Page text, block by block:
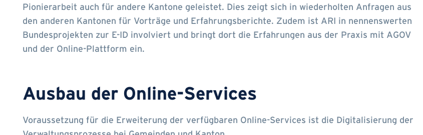
Pionierarbeit auch für andere Kantone geleistet. Dies zeigt sich in wiederholten Anfragen aus
den anderen Kantonen für Vorträge und Erfahrungsberichte. Zudem ist ARI in nennenswerten
Bundesprojekten zur E-ID involviert und bringt dort die Erfahrungen aus der Praxis mit AGOV
und der Online-Plattform ein.
Ausbau der Online-Services
Voraussetzung für die Erweiterung der verfügbaren Online-Services ist die Digitalisierung der